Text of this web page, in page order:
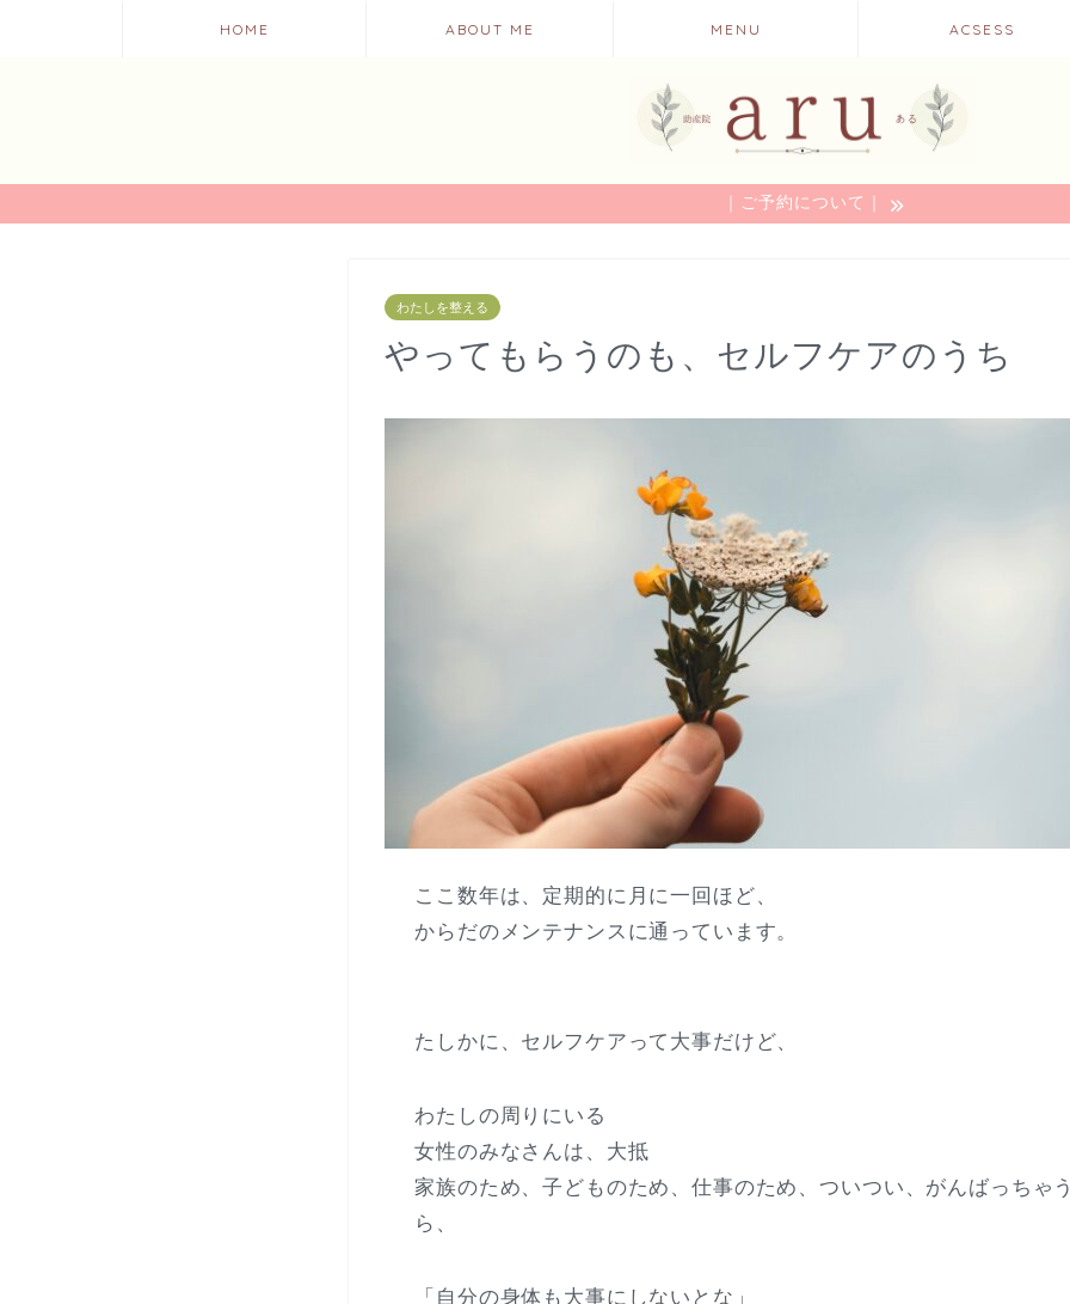
HOME ABOUT ME MENU ACSESS
｜ご予約について｜
わたしを整える
やってもらうのも、セルフケアのうち
ここ数年は、定期的に月に一回ほど、
からだのメンテナンスに通っています。
たしかに、セルフケアって大事だけど、
わたしの周りにいる
女性のみなさんは、大抵
家族のため、子どものため、仕事のため、ついつい、がんばっちゃ
ら、
「自分の身体も大事にしないとな」